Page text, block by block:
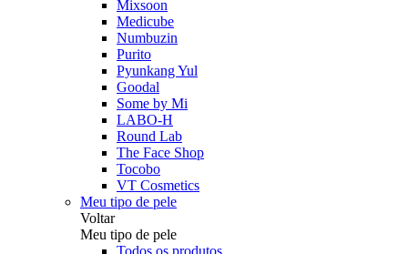
Mixsoon
Medicube
Numbuzin
Purito
Pyunkang Yul
Goodal
Some by Mi
LABO-H
Round Lab
The Face Shop
Tocobo
VT Cosmetics
Meu tipo de pele
Voltar
Meu tipo de pele
Todos os produtos